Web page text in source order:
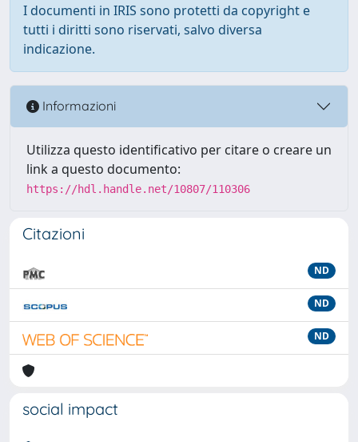
I documenti in IRIS sono protetti da copyright e
tutti i diritti sono riservati, salvo diversa
indicazione.
Informazioni
Utilizza questo identificativo per citare o creare un
link a questo documento:
https://hdl.handle.net/10807/110306
Citazioni
ND
ND
ND
social impact